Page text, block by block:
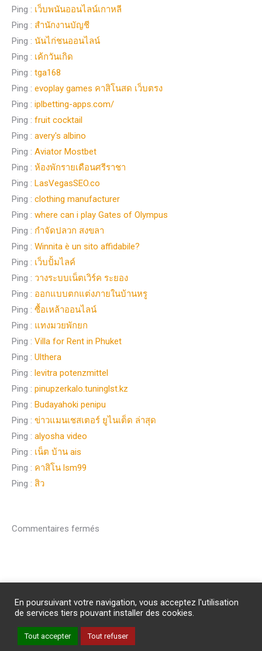
Ping : เว็บพนันออนไลน์เกาหลี
Ping : สํานักงานบัญชี
Ping : นันไก่ชนออนไลน์
Ping : เค้กวันเกิด
Ping : tga168
Ping : evoplay games คาสิโนสด เว็บตรง
Ping : iplbetting-apps.com/
Ping : fruit cocktail
Ping : avery's albino
Ping : Aviator Mostbet
Ping : ห้องพักรายเดือนศรีราชา
Ping : LasVegasSEO.co
Ping : clothing manufacturer
Ping : where can i play Gates of Olympus
Ping : กำจัดปลวก สงขลา
Ping : Winnita è un sito affidabile?
Ping : เว็บปั้มไลค์
Ping : วางระบบเน็ตเวิร์ค ระยอง
Ping : ออกแบบตกแต่งภายในบ้านหรู
Ping : ซื้อเหล้าออนไลน์
Ping : แทงมวยพักยก
Ping : Villa for Rent in Phuket
Ping : Ulthera
Ping : levitra potenzmittel
Ping : pinupzerkalo.tuninglst.kz
Ping : Budayahoki penipu
Ping : ข่าวแมนเชสเตอร์ ยูไนเต็ด ล่าสุด
Ping : alyosha video
Ping : เน็ต บ้าน ais
Ping : คาสิโน lsm99
Ping : สิว
Commentaires fermés
PROTECTION DES DONNEES PERSONNELLES
Copyright © AM
En poursuivant votre navigation, vous acceptez l'utilisation
de services tiers pouvant installer des cookies.
Tout accepter Tout refuser